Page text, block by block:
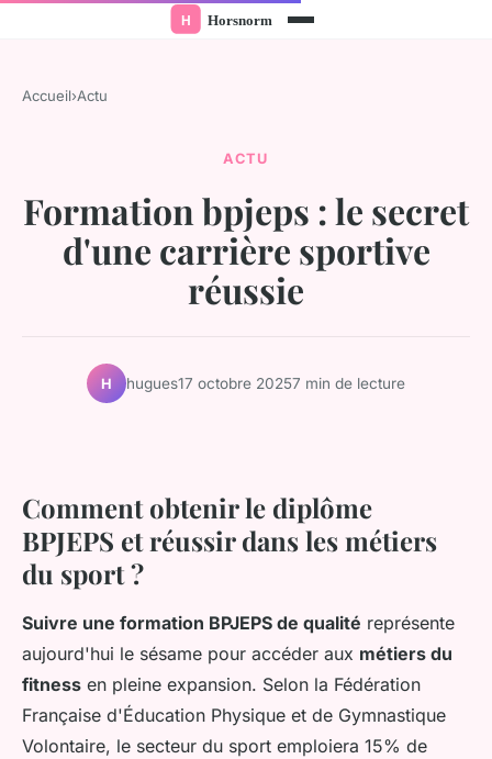
Accueil›Actu
ACTU
Formation bpjeps : le secret
d'une carrière sportive
réussie
H hugues17 octobre 20257 min de lecture
Comment obtenir le diplôme
BPJEPS et réussir dans les métiers
du sport ?
Suivre une formation BPJEPS de qualité représente
aujourd'hui le sésame pour accéder aux métiers du
fitness en pleine expansion. Selon la Fédération
Française d'Éducation Physique et de Gymnastique
Volontaire, le secteur du sport emploiera 15% de